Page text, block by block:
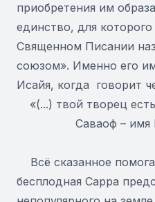
приобретения им
единство, для
Священном Писании
союзом». Именно его
Исайя, когда говорит
«(...) твой творец
Саваоф – имя
Всё сказанное
бесплодная Сарра